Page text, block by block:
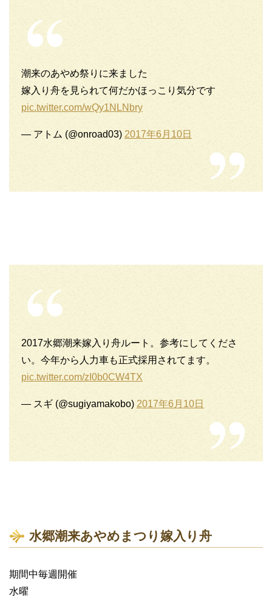
潮来のあやめ祭りに来ました
嫁入り舟を見られて何だかほっこり気分です
pic.twitter.com/wQy1NLNbry
— アトム (@onroad03) 2017年6月10日
2017水郷潮来嫁入り舟ルート。参考にしてくださ
い。今年から人力車も正式採用されてます。
pic.twitter.com/zI0b0CW4TX
— スギ (@sugiyamakobo) 2017年6月10日
水郷潮来あやめまつり嫁入り舟
期間中毎週開催
水曜